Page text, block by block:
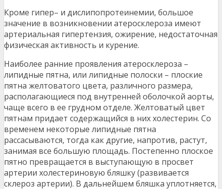
Кроме гипер– и дислипопротеинемии, большое
значение в возникновении атеросклероза имеют
артериальная гипертензия, ожирение, недостаточная
физическая активность и курение.
Наиболее ранние проявления атеросклероза –
липидные пятна, или липидные полоски – плоские
пятна желтоватого цвета, различного размера,
располагающиеся под внутренней оболочкой аорты,
чаще всего в ее грудном отделе. Желтоватый цвет
пятнам придает содержащийся в них холестерин. Со
временем некоторые липидные пятна
рассасываются, тогда как другие, напротив, растут,
занимая все большую площадь. Постепенно плоское
пятно превращается в выступающую в просвет
артерии холестериновую бляшку (развивается
склероз артерии). В дальнейшем бляшка уплотняется,